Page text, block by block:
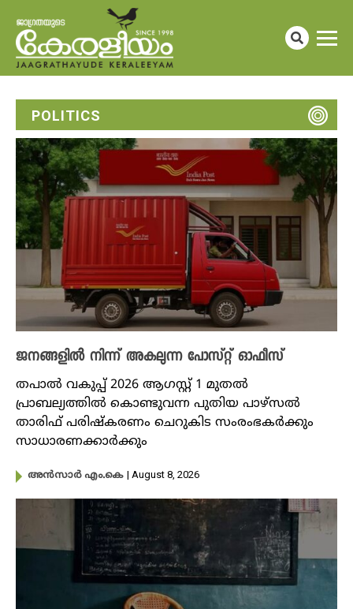
POLITICS
ജനങ്ങളിൽ നിന്ന് അകലുന്ന പോസ്റ്റ് ഓഫീസ്
തപാൽ വകുപ്പ് 2026 ആഗസ്റ്റ് 1 മുതൽ
പ്രാബല്യത്തിൽ കൊണ്ടുവന്ന പുതിയ പാഴ്സൽ
താരിഫ് പരിഷ്കരണം ചെറുകിട സംരംഭകർക്കും
സാധാരണക്കാർക്കും
അൻസാർ എം.കെ | August 8, 2026